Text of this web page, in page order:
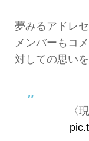
夢みるアドレ
メンバーもコ
対しての思い
〈